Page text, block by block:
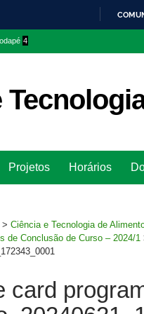
4
Projetos Horários
> Ciência e Tecnologia de
de Conclusão de Curso – 2024/1
card